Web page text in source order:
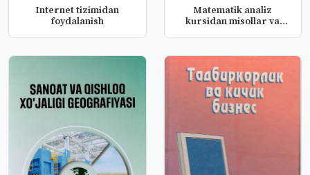
Internet tizimidan
foydalanish
Matematik analiz
kursidan misollar va